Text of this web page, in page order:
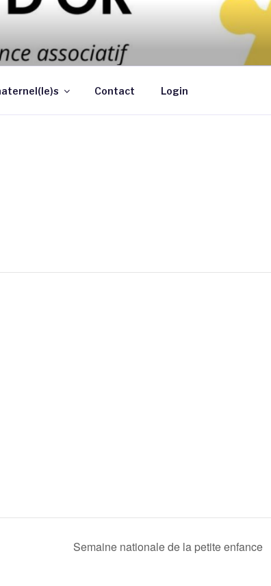
des enfants de moins de 6 ans au domicile des
Contact Login
Semaine nationale de la petite enfance